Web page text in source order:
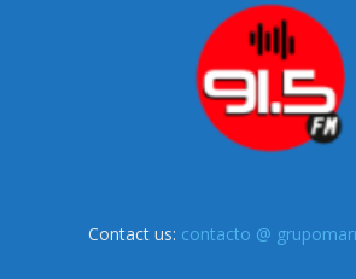
Contact us: contacto @